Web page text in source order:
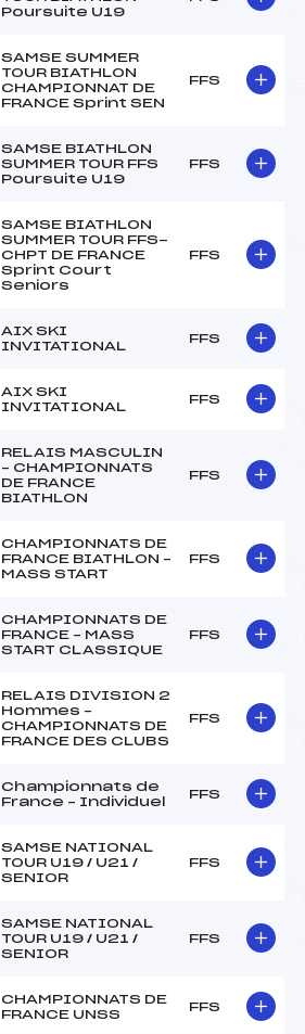
Poursuite U19
SAMSE SUMMER
TOUR BIATHLON
CHAMPIONNAT DE
FRANCE Sprint SEN
FFS
SAMSE BIATHLON
SUMMER TOUR FFS
Poursuite U19
FFS
SAMSE BIATHLON
SUMMER TOUR FFS-
CHPT DE FRANCE
Sprint Court
Seniors
FFS
AIX SKI
INVITATIONAL
FFS
AIX SKI
INVITATIONAL
FFS
RELAIS MASCULIN
– CHAMPIONNATS
DE FRANCE
BIATHLON
FFS
CHAMPIONNATS DE
FRANCE BIATHLON –
MASS START
FFS
CHAMPIONNATS DE
FRANCE – MASS
START CLASSIQUE
FFS
RELAIS DIVISION 2
Hommes –
CHAMPIONNATS DE
FRANCE DES CLUBS
FFS
Championnats de
France – Individuel
FFS
SAMSE NATIONAL
TOUR U19 / U21 /
SENIOR
FFS
SAMSE NATIONAL
TOUR U19 / U21 /
SENIOR
FFS
CHAMPIONNATS DE
FRANCE UNSS
FFS